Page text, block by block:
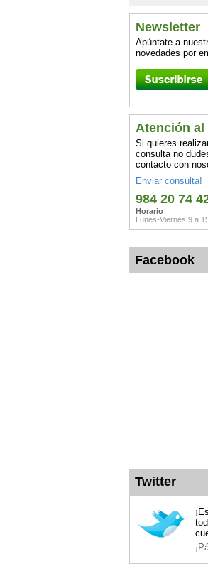
Newsletter
Apúntate a
novedades por
Atención al
Si quieres
consulta no
contacto con
Enviar consulta!
984 20 74
Horario
Lunes-Viernes 9 a
Facebook
Twitter